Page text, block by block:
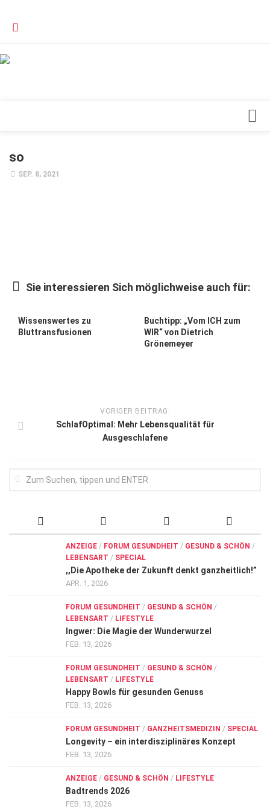
Forschung
Forum Gesundheit
Hören
so
SEP. 8, 2021
Sie interessieren Sich möglichweise auch für:
Wissenswertes zu
Bluttransfusionen
Buchtipp: „Vom ICH zum
WIR“ von Dietrich
Grönemeyer
VORIGER BEITRAG:
SchlafOptimal: Mehr Lebensqualität für
Ausgeschlafene
ANZEIGE / FORUM GESUNDHEIT / GESUND & SCHÖN /
LEBENSART / SPECIAL
,,Die Apotheke der Zukunft denkt ganzheitlich!”
APR. 1, 2026
FORUM GESUNDHEIT / GESUND & SCHÖN /
LEBENSART / LIFESTYLE
Ingwer: Die Magie der Wunderwurzel
FEB. 13, 2026
FORUM GESUNDHEIT / GESUND & SCHÖN /
LEBENSART / LIFESTYLE
Happy Bowls für gesunden Genuss
FEB. 13, 2026
FORUM GESUNDHEIT / GANZHEITSMEDIZIN / SPECIAL
Longevity – ein interdisziplinäres Konzept
FEB. 13, 2026
ANZEIGE / GESUND & SCHÖN / LIFESTYLE
Badtrends 2026
FEB. 13, 2026